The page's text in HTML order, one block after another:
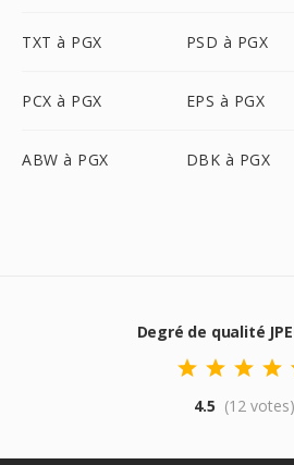
TXT à PGX PSD à PGX
PCX à PGX EPS à PGX
ABW à PGX DBK à PGX
Degré de qualité
4.5 (12 votes)